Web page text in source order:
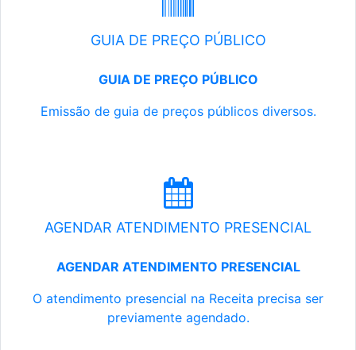
GUIA DE PREÇO PÚBLICO
GUIA DE PREÇO PÚBLICO
Emissão de guia de preços públicos diversos.
AGENDAR ATENDIMENTO PRESENCIAL
AGENDAR ATENDIMENTO PRESENCIAL
O atendimento presencial na Receita precisa ser
previamente agendado.